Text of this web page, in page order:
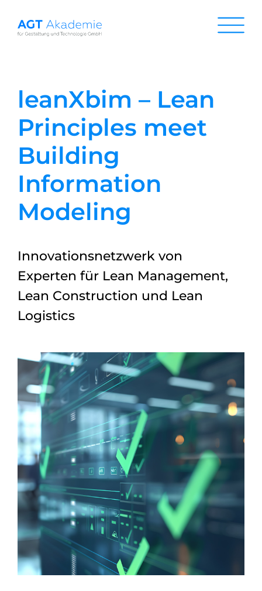
springen
leanXbim – Lean
Principles meet
Building
Information
Modeling
Innovationsnetzwerk von
Experten für Lean Management,
Lean Construction und Lean
Logistics